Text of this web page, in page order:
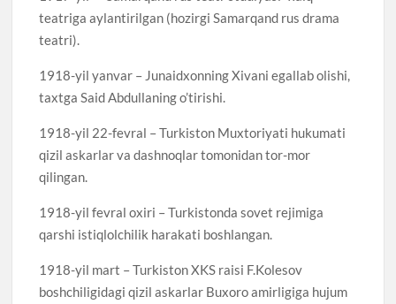
teatriga aylantirilgan (hozirgi Samarqand rus drama
teatri).
1918-yil yanvar – Junaidxonning Xivani egallab olishi,
taxtga Said Abdullaning o’tirishi.
1918-yil 22-fevral – Turkiston Muxtoriyati hukumati
qizil askarlar va dashnoqlar tomonidan tor-mor
qilingan.
1918-yil fevral oxiri – Turkistonda sovet rejimiga
qarshi istiqlolchilik harakati boshlangan.
1918-yil mart – Turkiston XKS raisi F.Kolesov
boshchiligidagi qizil askarlar Buxoro amirligiga hujum